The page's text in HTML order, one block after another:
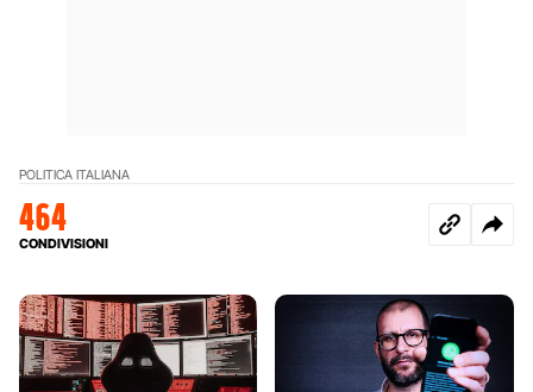
POLITICA ITALIANA
464
CONDIVISIONI